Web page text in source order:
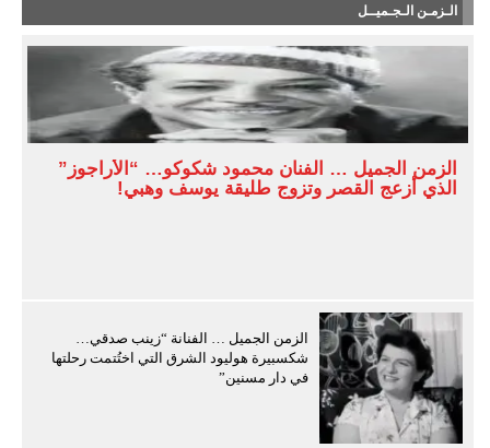
الـزمـن الـجـميــل
الزمن الجميل … الفنان محمود شكوكو… “الأراجوز”
الذي أزعج القصر وتزوج طليقة يوسف وهبي!
الزمن الجميل … الفنانة “زينب صدقي…
شكسبيرة هوليود الشرق التي اختُتمت رحلتها
في دار مسنين”